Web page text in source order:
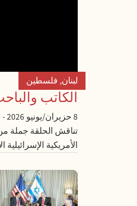
لبنان, فلسطين
الكاتب
8 حزيران/يونيو 2026 -
تناقش الحلقة جملة
الأمريكية